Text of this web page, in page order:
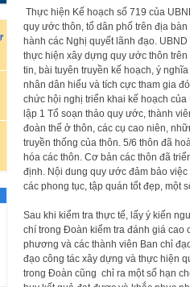
Thực hiện Kế hoạch số 719 của
quy ước thôn, tổ dân phố trên địa
hành các Nghị quyết lãnh đạo.
thực hiện xây dựng quy ước thôn
tin, bài tuyên truyền kế hoạch, ý
nhân dân hiểu và tích cực tham gia
chức hội nghị triển khai kế hoạch
lập 1 Tổ soạn thảo quy ước, thành
đoàn thể ở thôn, các cụ cao niên,
truyền thống của thôn. 5/6 thôn đã
hóa các thôn. Cơ bản các thôn đã
định. Nội dung quy ước đảm bảo
các phong tục, tập quán tốt đẹp, một
Sau khi kiểm tra thực tế, lấy ý kiến
chí trong Đoàn kiểm tra đánh giá cao
phương và các thành viên Ban chỉ
đạo công tác xây dựng và thực hiện
trong Đoàn cũng chỉ ra một số hạn